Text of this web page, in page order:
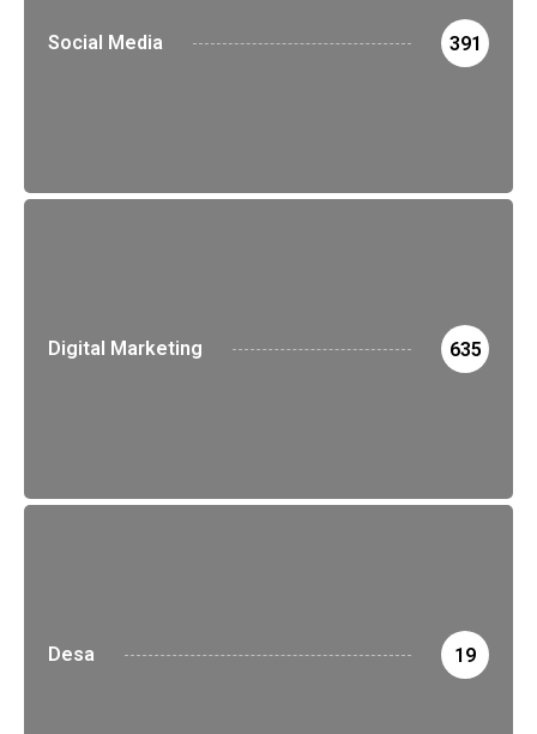
Social Media 391
Digital Marketing 635
Desa 19